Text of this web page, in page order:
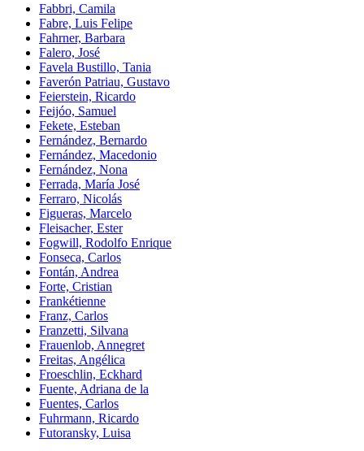
Fabbri, Camila
Fabre, Luis Felipe
Fahrner, Barbara
Falero, José
Favela Bustillo, Tania
Faverón Patriau, Gustavo
Feierstein, Ricardo
Feijóo, Samuel
Fekete, Esteban
Fernández, Bernardo
Fernández, Macedonio
Fernández, Nona
Ferrada, María José
Ferraro, Nicolás
Figueras, Marcelo
Fleisacher, Ester
Fogwill, Rodolfo Enrique
Fonseca, Carlos
Fontán, Andrea
Forte, Cristian
Frankétienne
Franz, Carlos
Franzetti, Silvana
Frauenlob, Annegret
Freitas, Angélica
Froeschlin, Eckhard
Fuente, Adriana de la
Fuentes, Carlos
Fuhrmann, Ricardo
Futoransky, Luisa